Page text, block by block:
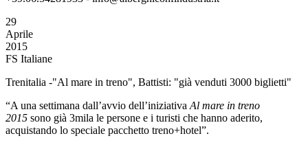
29
Aprile
2015
FS Italiane
Trenitalia -"Al mare in treno", Battisti: "già venduti 3000 biglietti"
“A una settimana dall’avvio dell’iniziativa Al mare in treno
2015 sono già 3mila le persone e i turisti che hanno aderito,
acquistando lo speciale pacchetto treno+hotel”.